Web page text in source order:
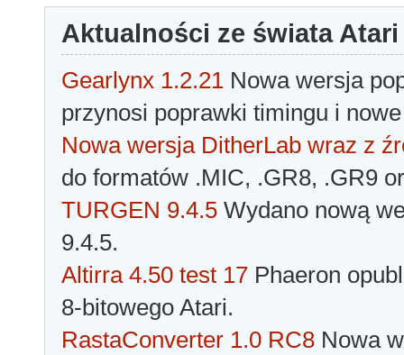
Aktualności ze świata Atari
Gearlynx 1.2.21 Nowa wersja
przynosi poprawki timingu i
Nowa wersja DitherLab wraz z
do formatów .MIC, .GR8, .GR9
TURGEN 9.4.5 Wydano nową
9.4.5.
Altirra 4.50 test 17 Phaeron
8-bitowego Atari.
RastaConverter 1.0 RC8 Nowa